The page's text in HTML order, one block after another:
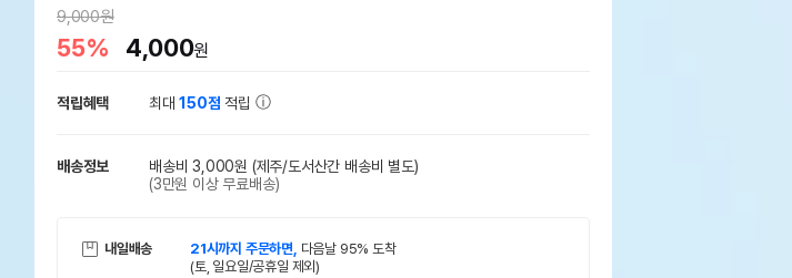
9,000원
55% 4,000원
적립혜택 최대150점 적립
배송정보 배송비 3,000원 (제주/도서산간 배송비 별도)
(3만원 이상 무료배송)
내일배송 21시까지 주문하면, 다음날 95% 도착
(토, 일요일/공휴일 제외)